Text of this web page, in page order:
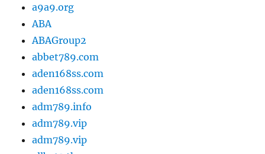
a9a9.org
ABA
ABAGroup2
abbet789.com
aden168ss.com
aden168ss.com
adm789.info
adm789.vip
adm789.vip